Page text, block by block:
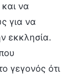
να
για να
εκκλησία.
γεγονός ότι